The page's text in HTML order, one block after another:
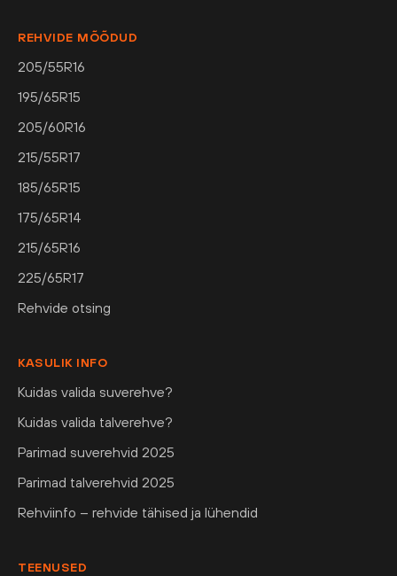
REHVIDE MÕÕDUD
205/55R16
195/65R15
205/60R16
215/55R17
185/65R15
175/65R14
215/65R16
225/65R17
Rehvide otsing
KASULIK INFO
Kuidas valida suverehve?
Kuidas valida talverehve?
Parimad suverehvid 2025
Parimad talverehvid 2025
Rehviinfo – rehvide tähised ja lühendid
TEENUSED